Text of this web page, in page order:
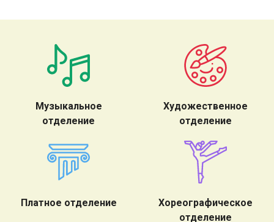
Музыкальное
отделение
Художественное
отделение
Платное отделение
Хореографическое
отделение